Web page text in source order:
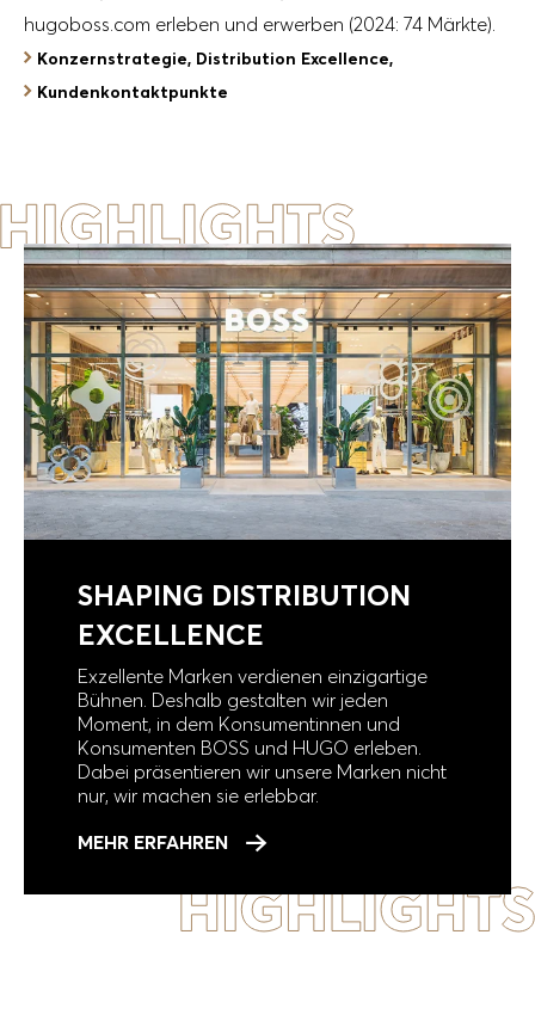
hugoboss.com erleben und erwerben (2024: 74 Märkte).
Konzernstrategie, Distribution Excellence,
Kundenkontaktpunkte
SHAPING DISTRIBUTION
EXCELLENCE
Exzellente Marken verdienen einzigartige
Bühnen. Deshalb gestalten wir jeden
Moment, in dem Konsumentinnen und
Konsumenten BOSS und HUGO erleben.
Dabei präsentieren wir unsere Marken nicht
nur, wir machen sie erlebbar.
MEHR ERFAHREN